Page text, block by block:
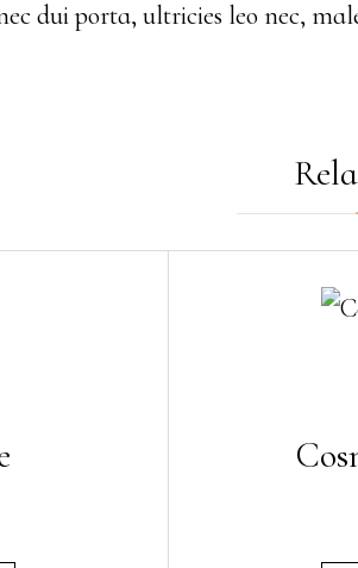
dui porta, ultricies leo nec,